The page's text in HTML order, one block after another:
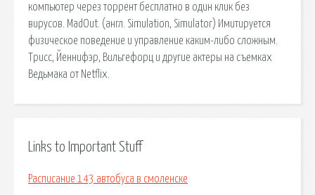
компьютер через торрент бесплатно в один клик без
вирусов. MadOut. (англ. Simulation, Simulator) Имитируется
физическое поведение и управление каким-либо сложным.
Трисс, Йеннифэр, Вильгефорц и другие актеры на съемках
Ведьмака от Netflix.
Links to Important Stuff
Расписание 143 автобуса в смоленске